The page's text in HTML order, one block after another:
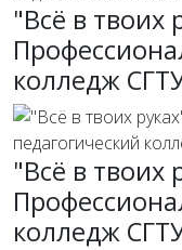
"Всё в твоих
колледж
"Всё в твоих
колледж